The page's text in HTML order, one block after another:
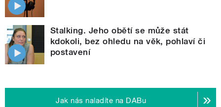
Stalking. Jeho obětí se může stát
kdokoli, bez ohledu na věk, pohlaví či
postavení
Jak nás naladíte na DABu